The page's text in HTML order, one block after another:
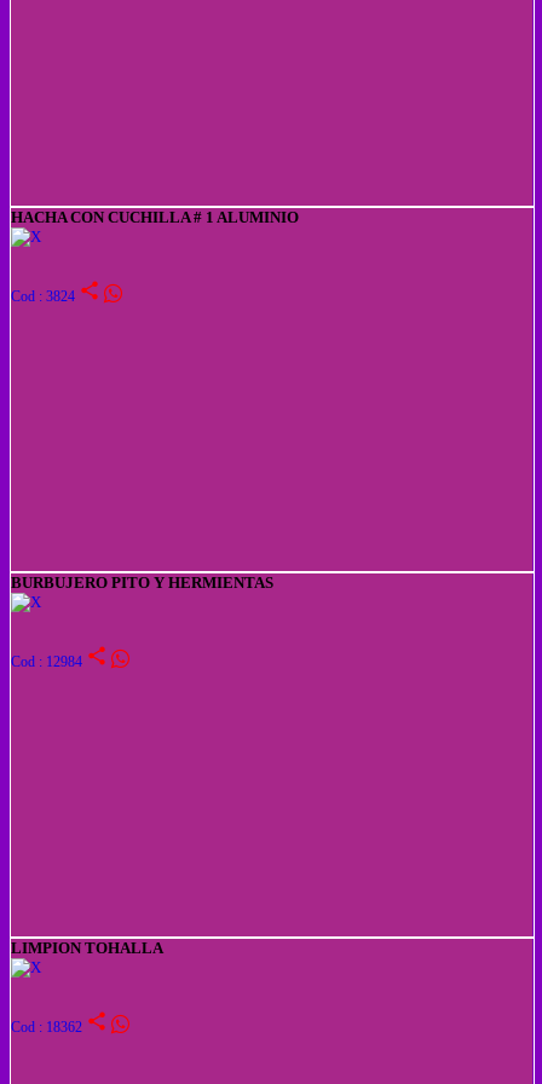
HACHA CON CUCHILLA # 1 ALUMINIO
Cod : 3824 share
BURBUJERO PITO Y HERMIENTAS
Cod : 12984 share
LIMPION TOHALLA
Cod : 18362 share